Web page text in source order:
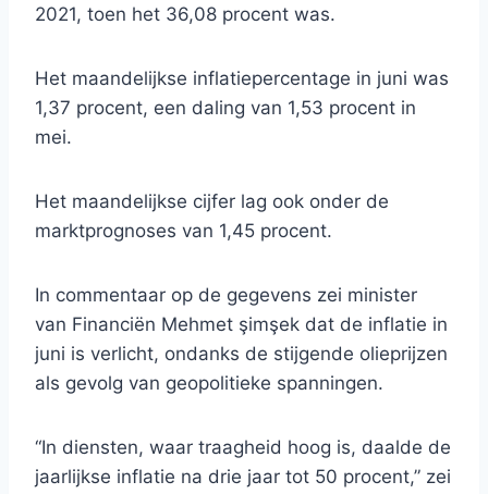
2021, toen het 36,08 procent was.
Het maandelijkse inflatiepercentage in juni was
1,37 procent, een daling van 1,53 procent in
mei.
Het maandelijkse cijfer lag ook onder de
marktprognoses van 1,45 procent.
In commentaar op de gegevens zei minister
van Financiën Mehmet şimşek dat de inflatie in
juni is verlicht, ondanks de stijgende olieprijzen
als gevolg van geopolitieke spanningen.
“In diensten, waar traagheid hoog is, daalde de
jaarlijkse inflatie na drie jaar tot 50 procent,” zei